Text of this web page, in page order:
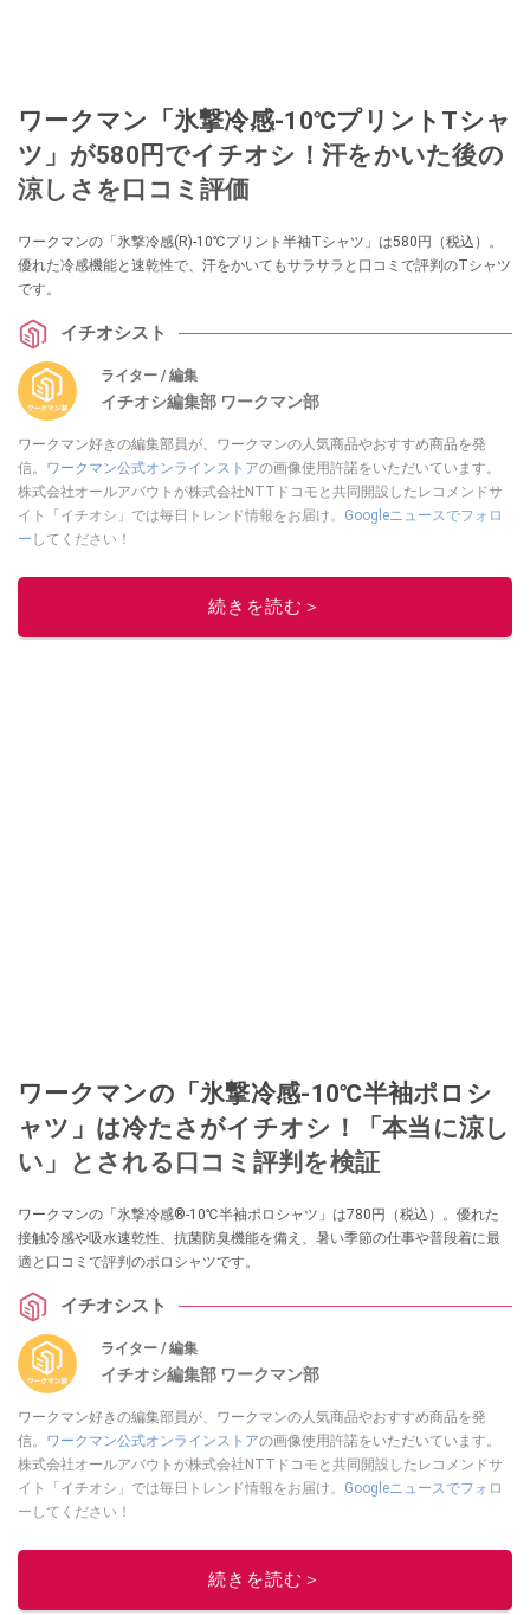
ワークマン「氷撃冷感-10℃プリントTシャ
ツ」が580円でイチオシ！汗をかいた後の
涼しさを口コミ評価
ワークマンの「氷撃冷感(R)-10℃プリント半袖Tシャツ」は580円（税込）。
優れた冷感機能と速乾性で、汗をかいてもサラサラと口コミで評判のTシャツ
です。
イチオシスト
ライター / 編集
イチオシ編集部 ワークマン部
ワークマン好きの編集部員が、ワークマンの人気商品やおすすめ商品を発
信。 ワークマン公式オンラインストアの画像使用許諾をいただいています。
株式会社オールアバウトが株式会社NTTドコモと共同開設したレコメンドサ
イト「イチオシ」では毎日トレンド情報をお届け。 Googleニュースでフォロ
ー してください！
このイチオシストの他の記事を読む
続きを読む＞
ワークマンの「氷撃冷感-10℃半袖ポロシ
ャツ」は冷たさがイチオシ！「本当に涼し
い」とされる口コミ評判を検証
ワークマンの「氷撃冷感®-10℃半袖ポロシャツ」は780円（税込）。優れた
接触冷感や吸水速乾性、抗菌防臭機能を備え、暑い季節の仕事や普段着に最
適と口コミで評判のポロシャツです。
イチオシスト
ライター / 編集
イチオシ編集部 ワークマン部
ワークマン好きの編集部員が、ワークマンの人気商品やおすすめ商品を発
信。 ワークマン公式オンラインストアの画像使用許諾をいただいています。
株式会社オールアバウトが株式会社NTTドコモと共同開設したレコメンドサ
イト「イチオシ」では毎日トレンド情報をお届け。 Googleニュースでフォロ
ー してください！
このイチオシストの他の記事を読む
続きを読む＞